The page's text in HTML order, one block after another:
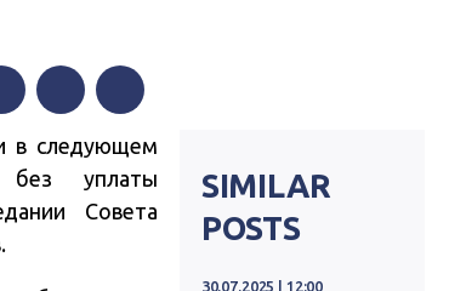
TwitterTelegram
в следующем
без уплаты
Совета
SIMILAR
POSTS
30.07.2025 | 12:00